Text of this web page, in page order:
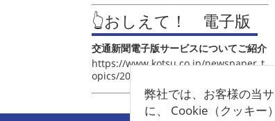
弊社では、お客様の当
に、 Cookie（クッキー
👆おしえて！ 電子版
交通新聞電子版サービスについてご紹介
https://www.kotsu.co.jp/newspaper_t
opics/2021/post_4048.html